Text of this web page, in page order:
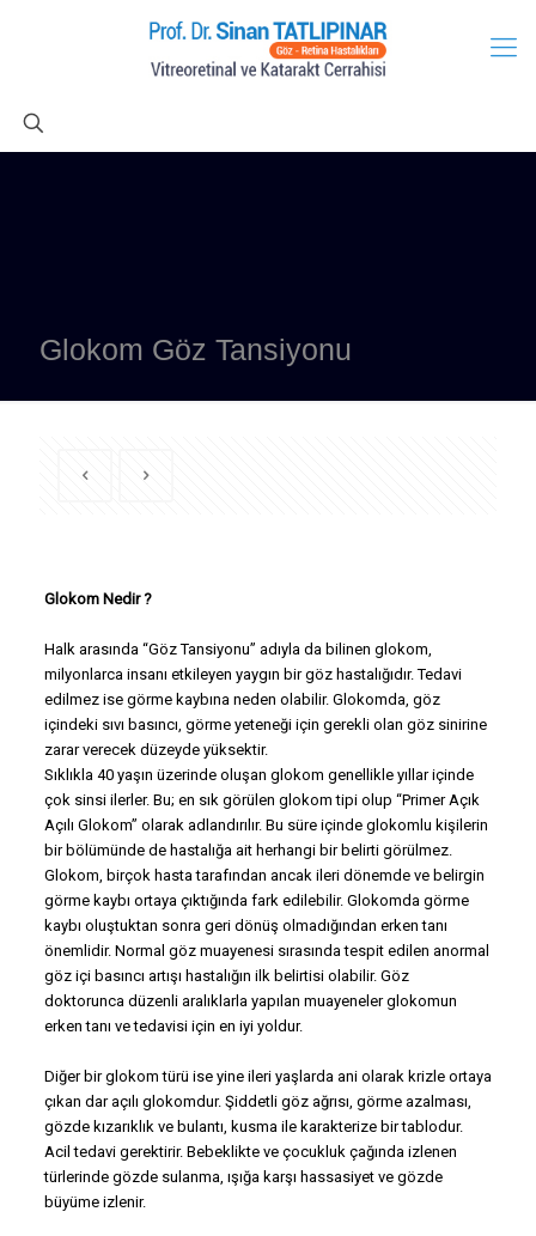
Glokom Göz Tansiyonu
Glokom Nedir ?
Halk arasında “Göz Tansiyonu” adıyla da bilinen glokom,
milyonlarca insanı etkileyen yaygın bir göz hastalığıdır. Tedavi
edilmez ise görme kaybına neden olabilir. Glokomda, göz
içindeki sıvı basıncı, görme yeteneği için gerekli olan göz sinirine
zarar verecek düzeyde yüksektir.
Sıklıkla 40 yaşın üzerinde oluşan glokom genellikle yıllar içinde
çok sinsi ilerler. Bu; en sık görülen glokom tipi olup “Primer Açık
Açılı Glokom” olarak adlandırılır. Bu süre içinde glokomlu kişilerin
bir bölümünde de hastalığa ait herhangi bir belirti görülmez.
Glokom, birçok hasta tarafından ancak ileri dönemde ve belirgin
görme kaybı ortaya çıktığında fark edilebilir. Glokomda görme
kaybı oluştuktan sonra geri dönüş olmadığından erken tanı
önemlidir. Normal göz muayenesi sırasında tespit edilen anormal
göz içi basıncı artışı hastalığın ilk belirtisi olabilir. Göz
doktorunca düzenli aralıklarla yapılan muayeneler glokomun
erken tanı ve tedavisi için en iyi yoldur.
Diğer bir glokom türü ise yine ileri yaşlarda ani olarak krizle ortaya
çıkan dar açılı glokomdur. Şiddetli göz ağrısı, görme azalması,
gözde kızarıklık ve bulantı, kusma ile karakterize bir tablodur.
Acil tedavi gerektirir. Bebeklikte ve çocukluk çağında izlenen
türlerinde gözde sulanma, ışığa karşı hassasiyet ve gözde
büyüme izlenir.